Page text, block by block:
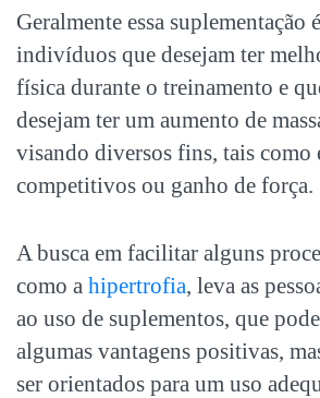
Geralmente essa suplementação
indivíduos que desejam ter
física durante o treinamento e
desejam ter um aumento de
visando diversos fins, tais como
competitivos ou ganho de força.
A busca em facilitar alguns
como a hipertrofia, leva as
ao uso de suplementos, que
algumas vantagens positivas,
ser orientados para um uso